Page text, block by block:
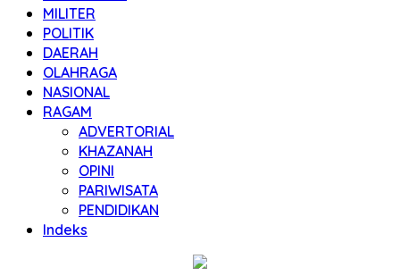
MILITER
POLITIK
DAERAH
OLAHRAGA
NASIONAL
RAGAM
ADVERTORIAL
KHAZANAH
OPINI
PARIWISATA
PENDIDIKAN
Indeks